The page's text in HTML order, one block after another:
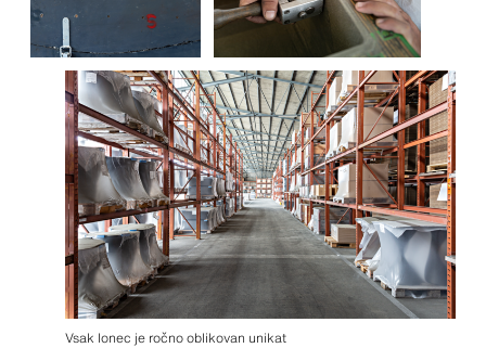
Vsak lonec je ročno oblikovan unikat